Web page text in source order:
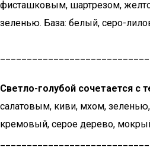
фисташковым, шартрезом,
зеленью. База: белый, серо-
Светло-голубой сочетается с
салатовым, киви, мхом,
кремовый, серое дерево,